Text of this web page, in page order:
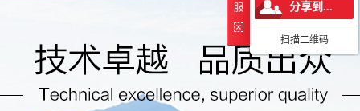
公司新闻
行业新闻
技术知识
服
分享到...
扫描二维码